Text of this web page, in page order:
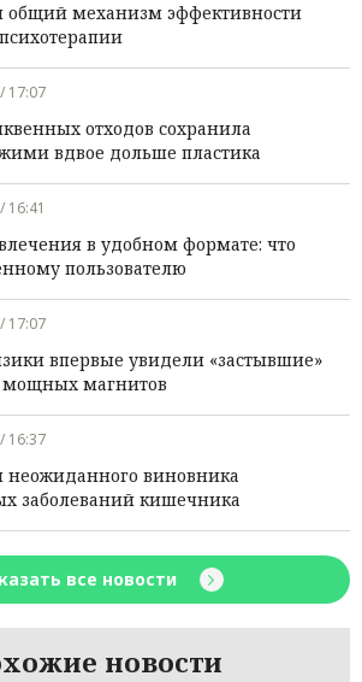
механизм эффективности
17:07
отходов сохранила
вдвое дольше пластика
16:41
в удобном формате: что
пользователю
17:07
впервые увидели «застывшие»
мощных магнитов
16:37
виновника
заболеваний кишечника
все новости
новости